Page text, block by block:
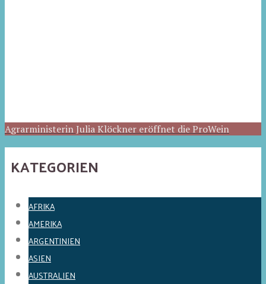
Agrarministerin Julia Klöckner eröffnet die ProWein
KATEGORIEN
AFRIKA
AMERIKA
ARGENTINIEN
ASIEN
AUSTRALIEN